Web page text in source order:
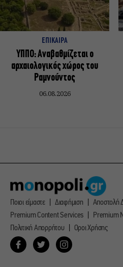
ΕΠΙΚΑΙΡΑ
ΥΠΠΟ: Αναβαθμίζεται ο
αρχαιολογικός χώρος του
Ραμνούντος
06.08.2026
Ποιοι είμαστε Διαφήμιση
Αποστολή
Premium Content Services
Premium
Πολιτική Απορρήτου
Οροι Χρήσης